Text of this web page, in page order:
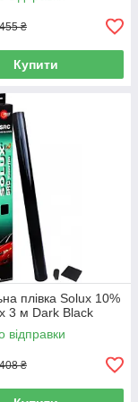
455 ₴
Купити
плівка Solux 10%
3 м Dark Black
відправки
408 ₴